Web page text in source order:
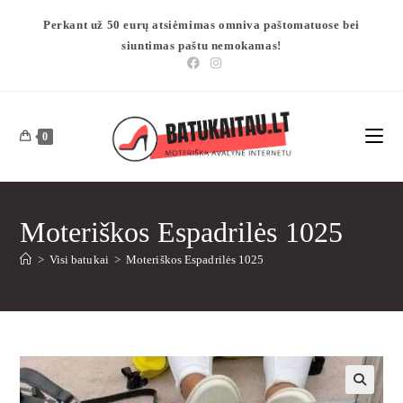
Perkant už 50 eurų atsiėmimas omniva paštomatuose bei
siuntimas paštu nemokamas!
0
Moteriškos Espadrilės 1025
> Visi batukai > Moteriškos Espadrilės 1025